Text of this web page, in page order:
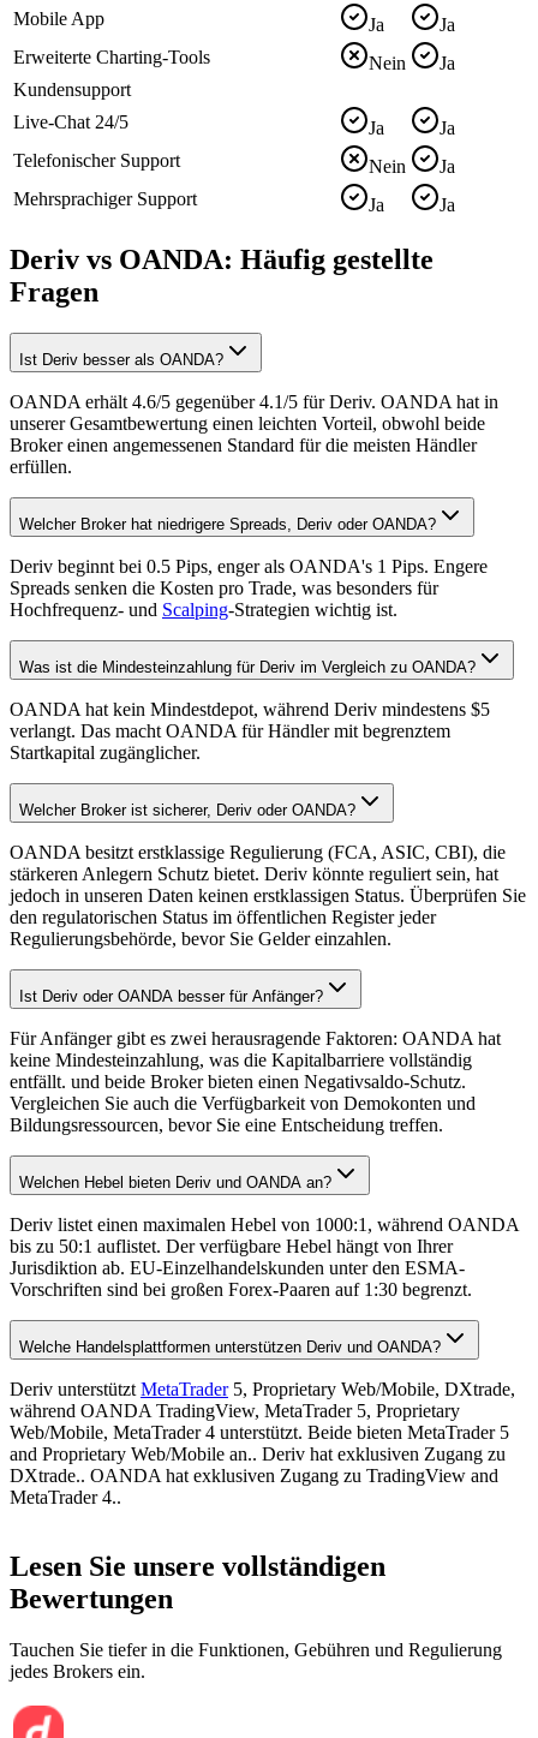
Mobile App
Ja
Ja
Erweiterte Charting-Tools
Nein
Ja
Kundensupport
Live-Chat 24/5
Ja
Ja
Telefonischer Support
Nein
Ja
Mehrsprachiger Support
Ja Ja
Deriv vs OANDA: Häufig gestellte
Fragen
Ist Deriv besser als OANDA?
OANDA erhält 4.6/5 gegenüber 4.1/5 für Deriv. OANDA hat in
unserer Gesamtbewertung einen leichten Vorteil, obwohl beide
Broker einen angemessenen Standard für die meisten Händler
erfüllen.
Welcher Broker hat niedrigere Spreads, Deriv oder OANDA?
Deriv beginnt bei 0.5 Pips, enger als OANDA's 1 Pips. Engere
Spreads senken die Kosten pro Trade, was besonders für
Hochfrequenz- und Scalping-Strategien wichtig ist.
Was ist die Mindesteinzahlung für Deriv im Vergleich zu OANDA?
OANDA hat kein Mindestdepot, während Deriv mindestens $5
verlangt. Das macht OANDA für Händler mit begrenztem
Startkapital zugänglicher.
Welcher Broker ist sicherer, Deriv oder OANDA?
OANDA besitzt erstklassige Regulierung (FCA, ASIC, CBI), die
stärkeren Anlegern Schutz bietet. Deriv könnte reguliert sein, hat
jedoch in unseren Daten keinen erstklassigen Status. Überprüfen Sie
den regulatorischen Status im öffentlichen Register jeder
Regulierungsbehörde, bevor Sie Gelder einzahlen.
Ist Deriv oder OANDA besser für Anfänger?
Für Anfänger gibt es zwei herausragende Faktoren: OANDA hat
keine Mindesteinzahlung, was die Kapitalbarriere vollständig
entfällt. und beide Broker bieten einen Negativsaldo-Schutz.
Vergleichen Sie auch die Verfügbarkeit von Demokonten und
Bildungsressourcen, bevor Sie eine Entscheidung treffen.
Welchen Hebel bieten Deriv und OANDA an?
Deriv listet einen maximalen Hebel von 1000:1, während OANDA
bis zu 50:1 auflistet. Der verfügbare Hebel hängt von Ihrer
Jurisdiktion ab. EU-Einzelhandelskunden unter den ESMA-
Vorschriften sind bei großen Forex-Paaren auf 1:30 begrenzt.
Welche Handelsplattformen unterstützen Deriv und OANDA?
Deriv unterstützt MetaTrader5, Proprietary Web/Mobile, DXtrade,
während OANDA TradingView, MetaTrader 5, Proprietary
Web/Mobile, MetaTrader 4 unterstützt. Beide bieten MetaTrader 5
and Proprietary Web/Mobile an.. Deriv hat exklusiven Zugang zu
DXtrade.. OANDA hat exklusiven Zugang zu TradingView and
MetaTrader 4..
Lesen Sie unsere vollständigen
Bewertungen
Tauchen Sie tiefer in die Funktionen, Gebühren und Regulierung
jedes Brokers ein.